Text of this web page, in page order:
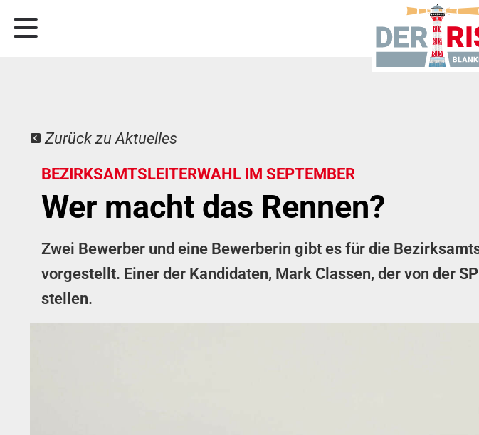
Zurück zu Aktuelles
BEZIRKSAMTSLEITERWAHL IM SEPTEMBER
Wer macht das Rennen?
Zwei Bewerber und eine Bewerberin gibt es für die
vorgestellt. Einer der Kandidaten, Mark Classen, der von der
stellen.